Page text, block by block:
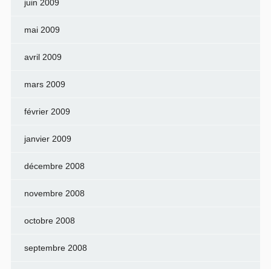
juin 2009
mai 2009
avril 2009
mars 2009
février 2009
janvier 2009
décembre 2008
novembre 2008
octobre 2008
septembre 2008